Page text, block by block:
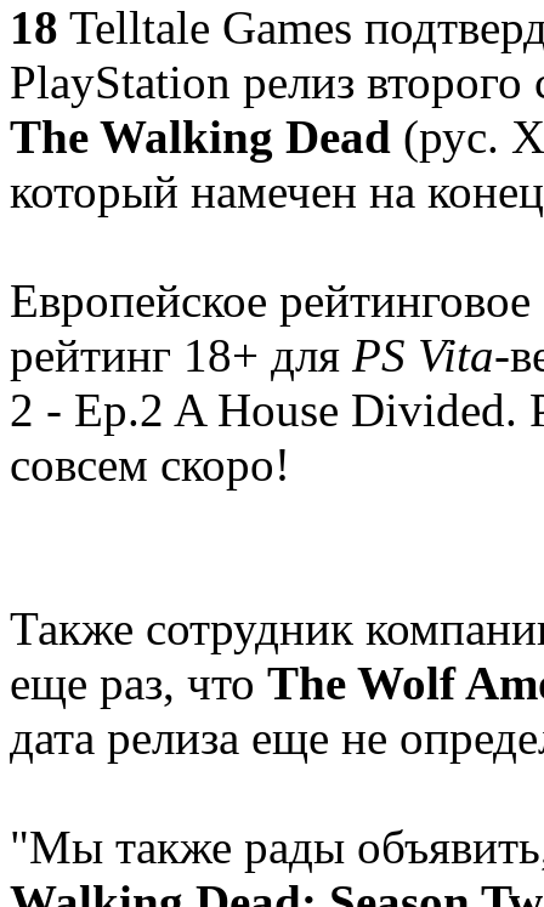
18 Telltale Games
PlayStation релиз
The Walking Dead (рус.
который намечен на
Европейское
рейтинг 18+ для PS Vita-
2 - Ep.2 A House Divided.
совсем скоро!
Также сотрудник
еще раз, что The Wolf
дата релиза еще не
"Мы также рады